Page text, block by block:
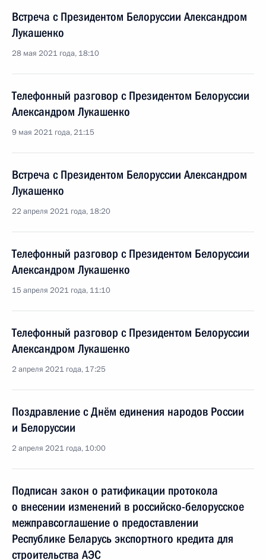
Встреча с Президентом Белоруссии Александром
Лукашенко
28 мая 2021 года, 18:10
Телефонный разговор с Президентом Белоруссии
Александром Лукашенко
9 мая 2021 года, 21:15
Встреча с Президентом Белоруссии Александром
Лукашенко
22 апреля 2021 года, 18:20
Телефонный разговор с Президентом Белоруссии
Александром Лукашенко
15 апреля 2021 года, 11:10
Телефонный разговор с Президентом Белоруссии
Александром Лукашенко
2 апреля 2021 года, 17:25
Поздравление с Днём единения народов России
и Белоруссии
2 апреля 2021 года, 10:00
Подписан закон о ратификации протокола
о внесении изменений в российско-белорусское
межправсоглашение о предоставлении
Республике Беларусь экспортного кредита для
строительства АЭС